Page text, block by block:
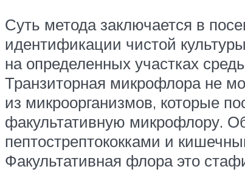
Суть метода заключается в
идентификации чистой
на определенных участках
Транзиторная микрофлора не
из микроорганизмов, которые
факультативную микрофлору.
пептострептококками и
Факультативная флора это